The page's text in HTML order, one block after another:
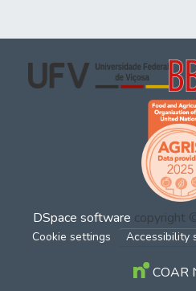
DSpace software copyright
Cookie settings Accessibility
COAR